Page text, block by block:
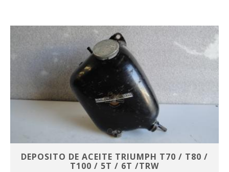
DEPOSITO DE ACEITE TRIUMPH T70 / T80 /
T100 / 5T / 6T /TRW